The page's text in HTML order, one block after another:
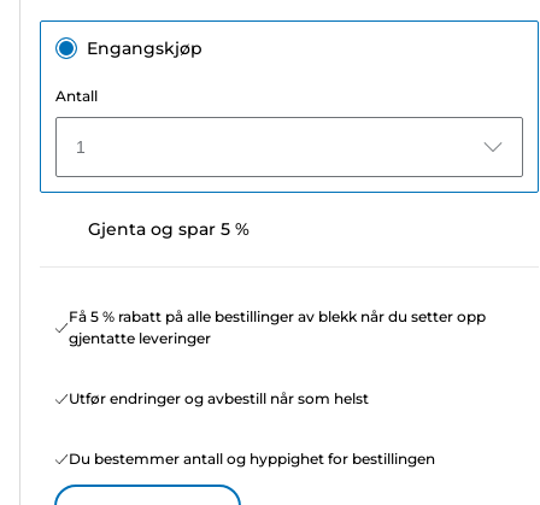
Engangskjøp
Antall
1
Gjenta og spar 5 %
Få 5 % rabatt på alle bestillinger av blekk når du setter opp
gjentatte leveringer
Utfør endringer og avbestill når som helst
Du bestemmer antall og hyppighet for bestillingen